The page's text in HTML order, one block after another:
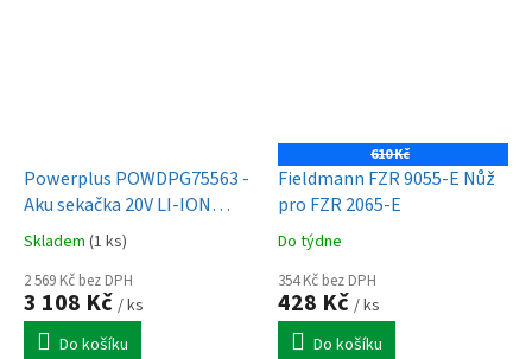
Powerplus POWDPG75563 -
Aku sekačka 20V LI-ION
320mm (bez baterie)
Skladem (1 ks)
2 569 Kč bez DPH
3 108 Kč / ks
Do košíku
610 Kč
Fieldmann FZR 9055-E Nůž
pro FZR 2065-E
Do týdne
354 Kč bez DPH
428 Kč / ks
Do košíku